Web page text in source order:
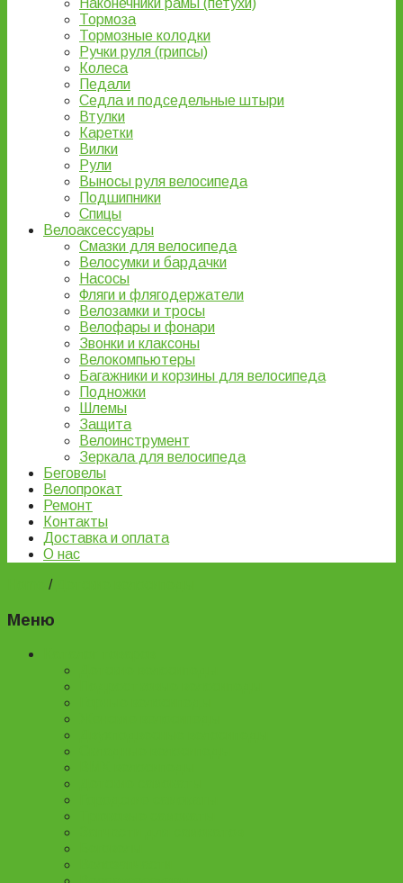
Наконечники рамы (петухи)
Тормоза
Тормозные колодки
Ручки руля (грипсы)
Колеса
Педали
Седла и подседельные штыри
Втулки
Каретки
Вилки
Рули
Выносы руля велосипеда
Подшипники
Спицы
Велоаксессуары
Смазки для велосипеда
Велосумки и бардачки
Насосы
Фляги и флягодержатели
Велозамки и тросы
Велофары и фонари
Звонки и клаксоны
Велокомпьютеры
Багажники и корзины для велосипеда
Подножки
Шлемы
Защита
Велоинструмент
Зеркала для велосипеда
Беговелы
Велопрокат
Ремонт
Контакты
Доставка и оплата
О нас
/
Меню